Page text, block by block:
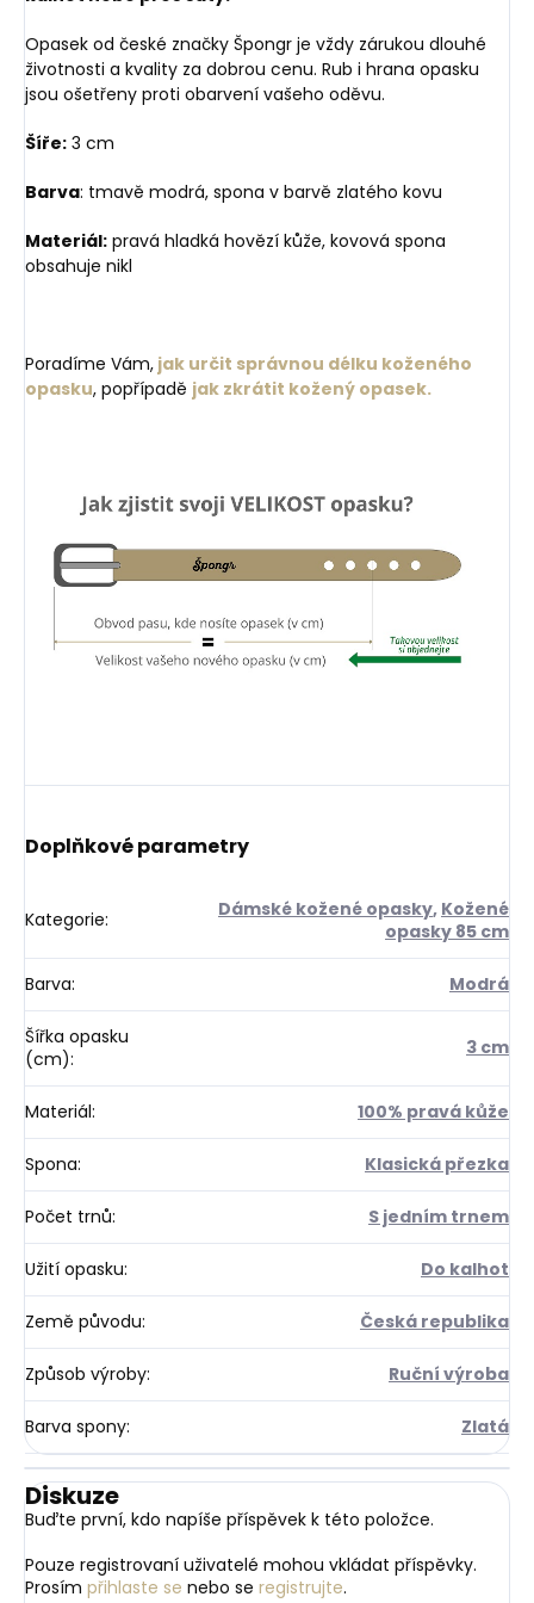
Opasek od české značky Špongr je vždy zárukou dlouhé
životnosti a kvality za dobrou cenu. Rub i hrana opasku
jsou ošetřeny proti obarvení vašeho oděvu.
Šíře: 3 cm
Barva: tmavě modrá, spona v barvě zlatého kovu
Materiál: pravá hladká hovězí kůže, kovová spona
obsahuje nikl
Poradíme Vám, jak určit správnou délku koženého
opasku, popřípadě jak zkrátit kožený opasek.
Doplňkové parametry
Kategorie: Dámské kožené opasky, Kožené
opasky 85 cm
Barva: Modrá
Šířka opasku
(cm): 3 cm
Materiál: 100% pravá kůže
Spona: Klasická přezka
Počet trnů: S jedním trnem
Užití opasku: Do kalhot
Země původu: Česká republika
Způsob výroby: Ruční výroba
Barva spony: Zlatá
Diskuze
Buďte první, kdo napíše příspěvek k této položce.
Pouze registrovaní uživatelé mohou vkládat příspěvky.
Prosím přihlaste se nebo se registrujte.